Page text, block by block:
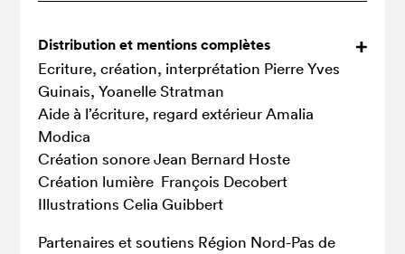
Distribution et mentions complètes
Ecriture, création, interprétation Pierre Yves
Guinais, Yoanelle Stratman
Aide à l’écriture, regard extérieur Amalia
Modica
Création sonore Jean Bernard Hoste
Création lumière François Decobert
Illustrations Celia Guibbert
Partenaires et soutiens Région Nord-Pas de